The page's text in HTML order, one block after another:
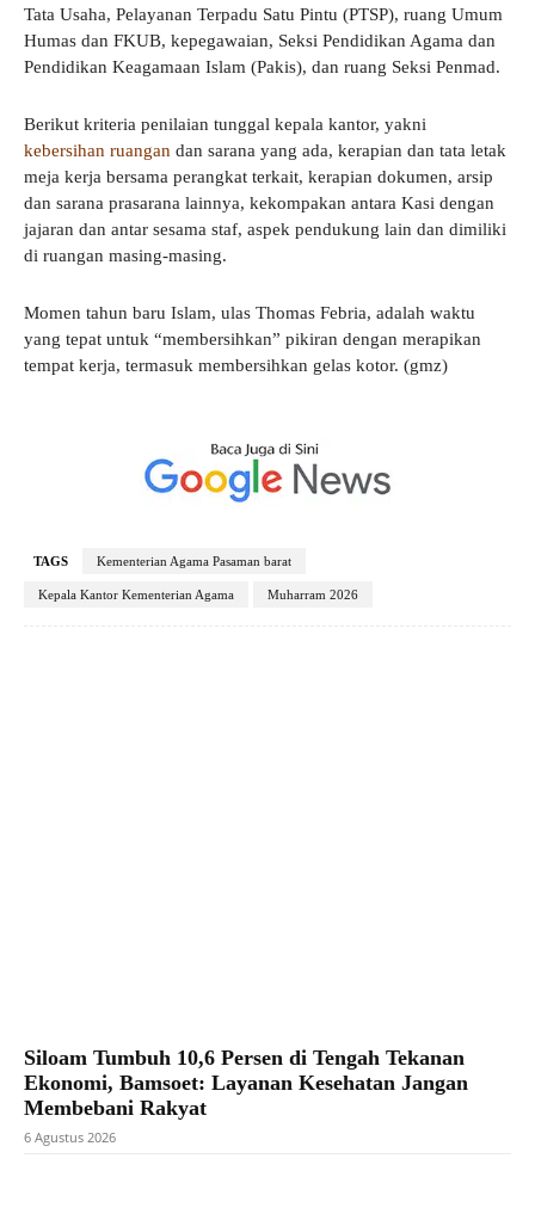
Tata Usaha, Pelayanan Terpadu Satu Pintu (PTSP), ruang Umum
Humas dan FKUB, kepegawaian, Seksi Pendidikan Agama dan
Pendidikan Keagamaan Islam (Pakis), dan ruang Seksi Penmad.
Berikut kriteria penilaian tunggal kepala kantor, yakni
kebersihan ruangan dan sarana yang ada, kerapian dan tata letak
meja kerja bersama perangkat terkait, kerapian dokumen, arsip
dan sarana prasarana lainnya, kekompakan antara Kasi dengan
jajaran dan antar sesama staf, aspek pendukung lain dan dimiliki
di ruangan masing-masing.
Momen tahun baru Islam, ulas Thomas Febria, adalah waktu
yang tepat untuk “membersihkan” pikiran dengan merapikan
tempat kerja, termasuk membersihkan gelas kotor. (gmz)
TAGS Kementerian Agama Pasaman barat
Kepala Kantor Kementerian Agama Muharram 2026
Siloam Tumbuh 10,6 Persen di Tengah Tekanan
Ekonomi, Bamsoet: Layanan Kesehatan Jangan
Membebani Rakyat
6 Agustus 2026